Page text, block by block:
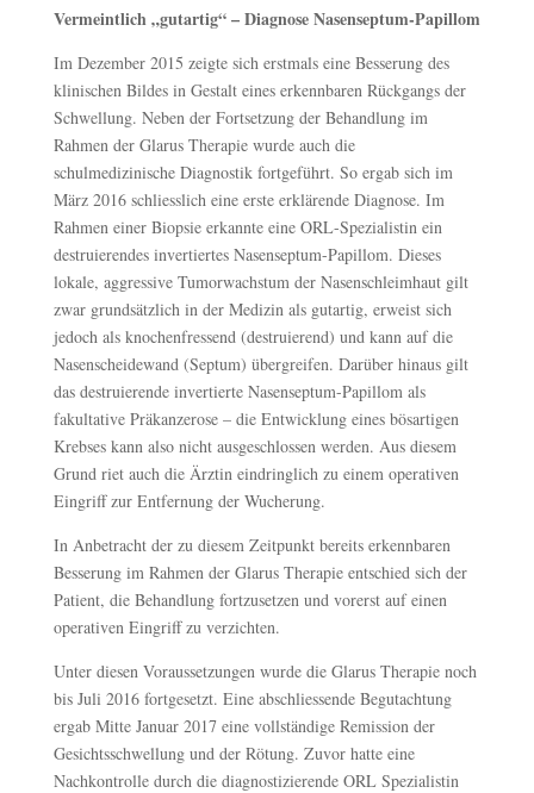
Vermeintlich „gutartig“ – Diagnose Nasenseptum-Papillom
Im Dezember 2015 zeigte sich erstmals eine Besserung des
klinischen Bildes in Gestalt eines erkennbaren Rückgangs der
Schwellung. Neben der Fortsetzung der Behandlung im
Rahmen der Glarus Therapie wurde auch die
schulmedizinische Diagnostik fortgeführt. So ergab sich im
März 2016 schliesslich eine erste erklärende Diagnose. Im
Rahmen einer Biopsie erkannte eine ORL-Spezialistin ein
destruierendes invertiertes Nasenseptum-Papillom. Dieses
lokale, aggressive Tumorwachstum der Nasenschleimhaut gilt
zwar grundsätzlich in der Medizin als gutartig, erweist sich
jedoch als knochenfressend (destruierend) und kann auf die
Nasenscheidewand (Septum) übergreifen. Darüber hinaus gilt
das destruierende invertierte Nasenseptum-Papillom als
fakultative Präkanzerose – die Entwicklung eines bösartigen
Krebses kann also nicht ausgeschlossen werden. Aus diesem
Grund riet auch die Ärztin eindringlich zu einem operativen
Eingriff zur Entfernung der Wucherung.
In Anbetracht der zu diesem Zeitpunkt bereits erkennbaren
Besserung im Rahmen der Glarus Therapie entschied sich der
Patient, die Behandlung fortzusetzen und vorerst auf einen
operativen Eingriff zu verzichten.
Unter diesen Voraussetzungen wurde die Glarus Therapie noch
bis Juli 2016 fortgesetzt. Eine abschliessende Begutachtung
ergab Mitte Januar 2017 eine vollständige Remission der
Gesichtsschwellung und der Rötung. Zuvor hatte eine
Nachkontrolle durch die diagnostizierende ORL Spezialistin